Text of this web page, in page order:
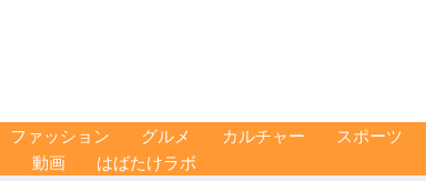
ファッション グルメ カルチャー
スポーツ
動画 はばたけラボ